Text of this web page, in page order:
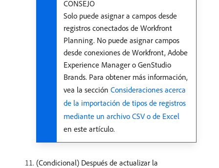
CONSEJO
Solo puede asignar a campos desde
registros conectados de Workfront
Planning. No puede asignar campos
desde conexiones de Workfront, Adobe
Experience Manager o GenStudio
Brands. Para obtener más información,
vea la sección Consideraciones acerca
de la importación de tipos de registros
mediante un archivo CSV o de Excel
en este artículo.
(Condicional) Después de actualizar la